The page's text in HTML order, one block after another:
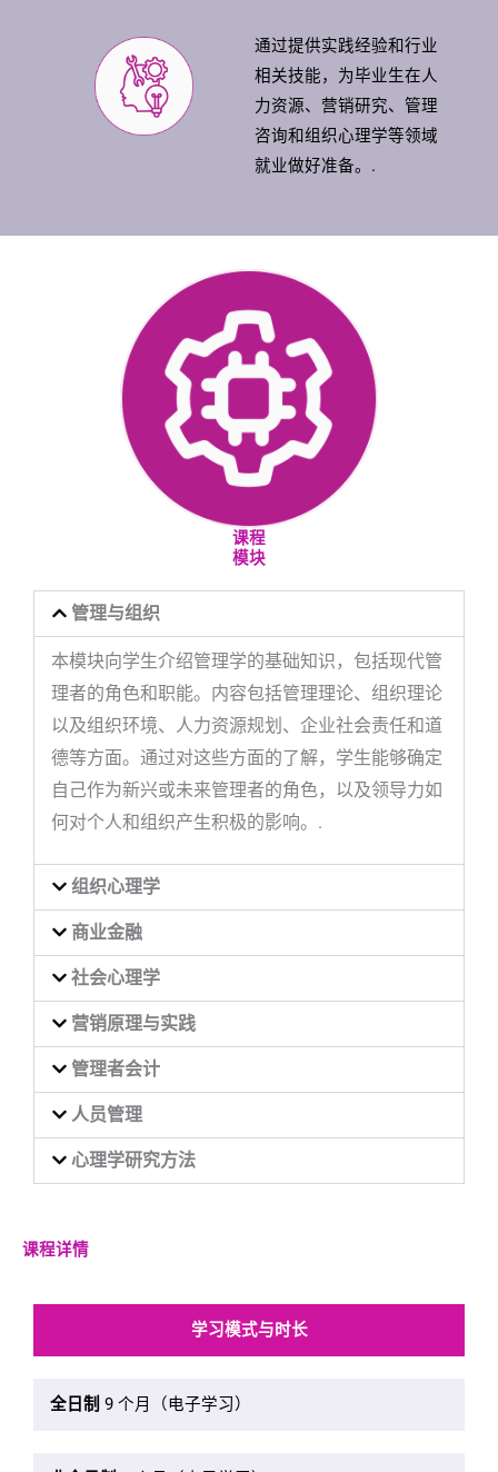
通过提供实践经验和行业
相关技能，为毕业生在人
力资源、营销研究、管理
咨询和组织心理学等领域
就业做好准备。.
课程
模块
管理与组织
本模块向学生介绍管理学的基础知识，包括现代管
理者的角色和职能。内容包括管理理论、组织理论
以及组织环境、人力资源规划、企业社会责任和道
德等方面。通过对这些方面的了解，学生能够确定
自己作为新兴或未来管理者的角色，以及领导力如
何对个人和组织产生积极的影响。.
组织心理学
商业金融
社会心理学
营销原理与实践
管理者会计
人员管理
心理学研究方法
课程详情
学习模式与时长
全日制 9 个月（电子学习）